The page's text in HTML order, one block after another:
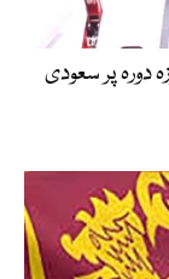
دورہ پر سعودی